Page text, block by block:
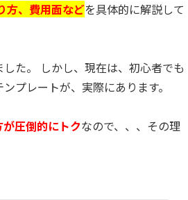
方、費用面などを具体的に解説して
た。 しかし、現在は、初心者でも
プレートが、実際にあります。
圧倒的にトクなので、、、その理